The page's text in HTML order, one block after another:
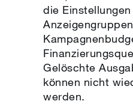
die
Gelöschte
können nicht
werden.